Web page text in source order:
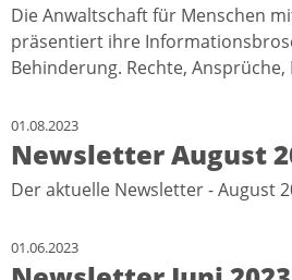
Die Anwaltschaft für Menschen
präsentiert ihre
Behinderung. Rechte, Ansprüche,
01.08.2023
Newsletter August
Der aktuelle Newsletter - August
01.06.2023